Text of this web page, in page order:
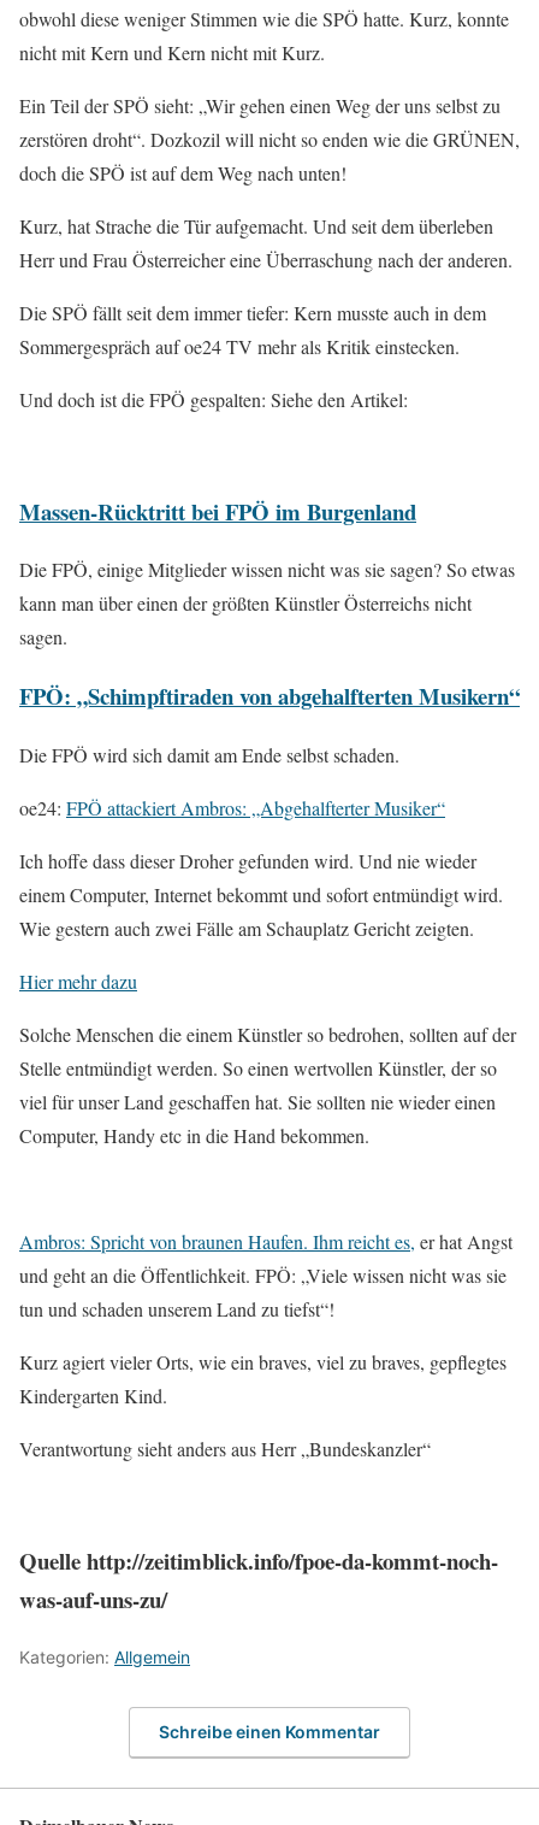
obwohl diese weniger Stimmen wie die SPÖ hatte. Kurz, konnte
nicht mit Kern und Kern nicht mit Kurz.
Ein Teil der SPÖ sieht: „Wir gehen einen Weg der uns selbst zu
zerstören droht“. Dozkozil will nicht so enden wie die GRÜNEN,
doch die SPÖ ist auf dem Weg nach unten!
Kurz, hat Strache die Tür aufgemacht. Und seit dem überleben
Herr und Frau Österreicher eine Überraschung nach der anderen.
Die SPÖ fällt seit dem immer tiefer: Kern musste auch in dem
Sommergespräch auf oe24 TV mehr als Kritik einstecken.
Und doch ist die FPÖ gespalten: Siehe den Artikel:
Massen-Rücktritt bei FPÖ im Burgenland
Die FPÖ, einige Mitglieder wissen nicht was sie sagen? So etwas
kann man über einen der größten Künstler Österreichs nicht
sagen.
FPÖ: „Schimpftiraden von abgehalfterten Musikern“
Die FPÖ wird sich damit am Ende selbst schaden.
oe24: FPÖ attackiert Ambros: „Abgehalfterter Musiker“
Ich hoffe dass dieser Droher gefunden wird. Und nie wieder
einem Computer, Internet bekommt und sofort entmündigt wird.
Wie gestern auch zwei Fälle am Schauplatz Gericht zeigten.
Hier mehr dazu
Solche Menschen die einem Künstler so bedrohen, sollten auf der
Stelle entmündigt werden. So einen wertvollen Künstler, der so
viel für unser Land geschaffen hat. Sie sollten nie wieder einen
Computer, Handy etc in die Hand bekommen.
Ambros: Spricht von braunen Haufen. Ihm reicht es, er hat Angst
und geht an die Öffentlichkeit. FPÖ: „Viele wissen nicht was sie
tun und schaden unserem Land zu tiefst“!
Kurz agiert vieler Orts, wie ein braves, viel zu braves, gepflegtes
Kindergarten Kind.
Verantwortung sieht anders aus Herr „Bundeskanzler“
Quelle http://zeitimblick.info/fpoe-da-kommt-noch-
was-auf-uns-zu/
Kategorien: Allgemein
Schreibe einen Kommentar